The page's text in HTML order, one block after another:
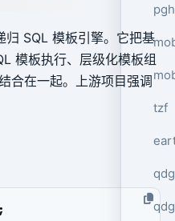
tzf
SQL 模板引擎。它把基
模板执行、层级化模板组
合在一起。上游项目强调
;